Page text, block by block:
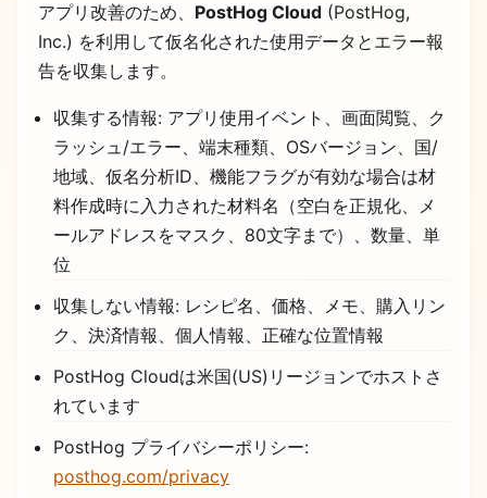
アプリ改善のため、 PostHog Cloud (PostHog,
Inc.) を利用して仮名化された使用データとエラー報
告を収集します。
収集する情報: アプリ使用イベント、画面閲覧、ク
ラッシュ/エラー、端末種類、OSバージョン、国/
地域、仮名分析ID、機能フラグが有効な場合は材
料作成時に入力された材料名（空白を正規化、メ
ールアドレスをマスク、80文字まで）、数量、単
位
収集しない情報: レシピ名、価格、メモ、購入リン
ク、決済情報、個人情報、正確な位置情報
PostHog Cloudは米国(US)リージョンでホストさ
れています
PostHog プライバシーポリシー:
posthog.com/privacy